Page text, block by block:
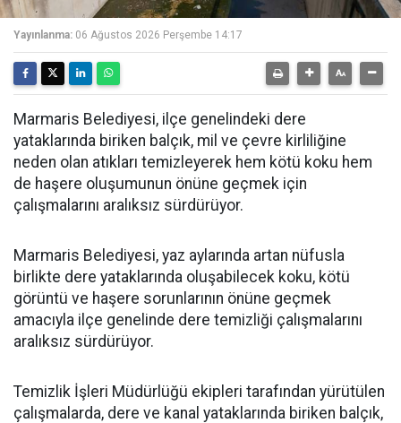
Yayınlanma: 06 Ağustos 2026 Perşembe 14:17
Marmaris Belediyesi, ilçe genelindeki dere
yataklarında biriken balçık, mil ve çevre kirliliğine
neden olan atıkları temizleyerek hem kötü koku hem
de haşere oluşumunun önüne geçmek için
çalışmalarını aralıksız sürdürüyor.
Marmaris Belediyesi, yaz aylarında artan nüfusla
birlikte dere yataklarında oluşabilecek koku, kötü
görüntü ve haşere sorunlarının önüne geçmek
amacıyla ilçe genelinde dere temizliği çalışmalarını
aralıksız sürdürüyor.
Temizlik İşleri Müdürlüğü ekipleri tarafından yürütülen
çalışmalarda, dere ve kanal yataklarında biriken balçık,